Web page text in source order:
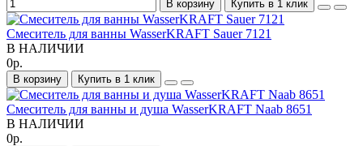
В корзину Купить в 1 клик
Смеситель для ванны WasserKRAFT Sauer 7121
В НАЛИЧИИ
0р.
В корзину Купить в 1 клик
Смеситель для ванны и душа WasserKRAFT Naab 8651
В НАЛИЧИИ
0р.